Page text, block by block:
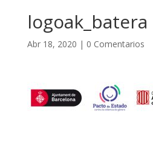
logoak_batera
Abr 18, 2020 | 0 Comentarios